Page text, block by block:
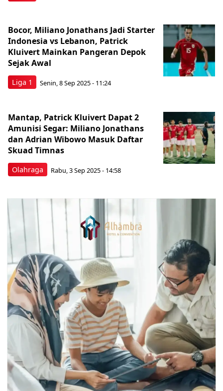
Liga 1
Bocor, Miliano Jonathans Jadi Starter
Indonesia vs Lebanon, Patrick
Kluivert Mainkan Pangeran Depok
Sejak Awal
Senin, 8 Sep 2025 - 11:24
Olahraga
Mantap, Patrick Kluivert Dapat 2
Amunisi Segar: Miliano Jonathans
dan Adrian Wibowo Masuk Daftar
Skuad Timnas
Rabu, 3 Sep 2025 - 14:58